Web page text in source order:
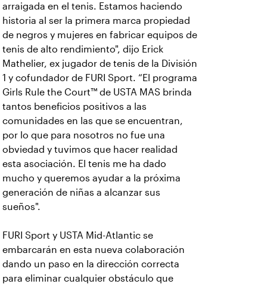
arraigada en el tenis. Estamos haciendo
historia al ser la primera marca propiedad
de negros y mujeres en fabricar equipos de
tenis de alto rendimiento", dijo Erick
Mathelier, ex jugador de tenis de la División
1 y cofundador de FURI Sport. “El programa
Girls Rule the Court™ de USTA MAS brinda
tantos beneficios positivos a las
comunidades en las que se encuentran,
por lo que para nosotros no fue una
obviedad y tuvimos que hacer realidad
esta asociación. El tenis me ha dado
mucho y queremos ayudar a la próxima
generación de niñas a alcanzar sus
sueños".
FURI Sport y USTA Mid-Atlantic se
embarcarán en esta nueva colaboración
dando un paso en la dirección correcta
para eliminar cualquier obstáculo que